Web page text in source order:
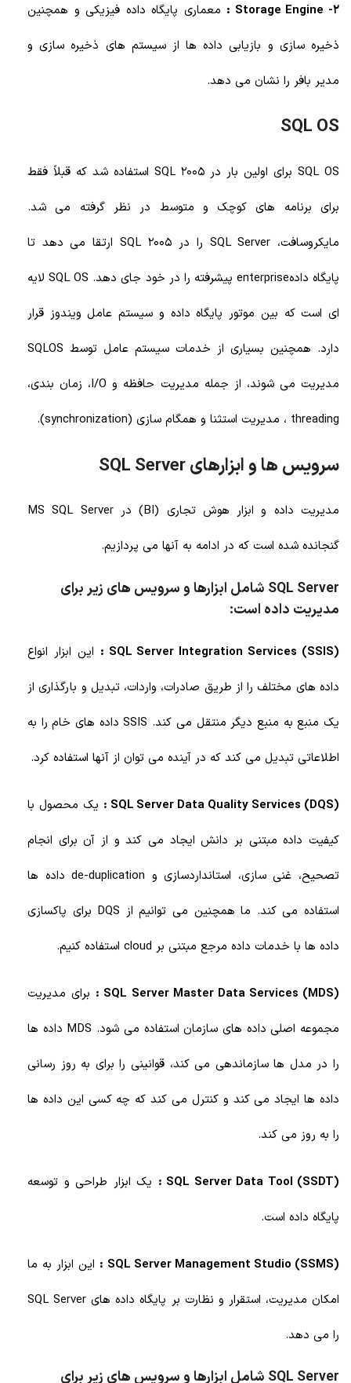
2- Storage Engine :
معماری پایگاه داده فیزیکی و همچنین
ذخیره سازی و بازیابی داده ها از سیستم های ذخیره سازی و
مدیر بافر را نشان می دهد.
SQL OS
SQL OS برای اولین بار در SQL 2005 استفاده شد که قبلاً فقط
برای برنامه های کوچک و متوسط در نظر گرفته می شد.
مایکروسافت، SQL Server را در SQL 2005 ارتقا می دهد تا
پایگاه دادهenterprise پیشرفته را در خود جای دهد. SQL OS لایه
ای است که بین موتور پایگاه داده و سیستم عامل ویندوز قرار
دارد. همچنین بسیاری از خدمات سیستم عامل توسط SQLOS
مدیریت می شوند، از جمله مدیریت حافظه و I/O، زمان بندی،
threading ، مدیریت استثنا و همگام سازی (synchronization).
سرویس ها و ابزارهای SQL Server
مدیریت داده و ابزار هوش تجاری (BI) در MS SQL Server
گنجانده شده است که در ادامه به آنها می پردازیم.
SQL Server شامل ابزارها و سرویس های زیر برای
مدیریت داده است:
(SSIS) SQL Server Integration Services :
این ابزار انواع
داده های مختلف را از طریق صادرات، واردات، تبدیل و بارگذاری از
یک منبع به منبع دیگر منتقل می کند. SSIS داده های خام را به
اطلاعاتی تبدیل می کند که در آینده می توان از آنها استفاده کرد.
SQL Server Data Quality Services (DQS) :
یک محصول با
کیفیت داده مبتنی بر دانش ایجاد می کند و از آن برای انجام
تصحیح، غنی سازی، استانداردسازی و de-duplication داده ها
استفاده می کند. ما همچنین می توانیم از DQS برای پاکسازی
داده ها با خدمات داده مرجع مبتنی بر cloud استفاده کنیم.
SQL Server Master Data Services (MDS) :
برای مدیریت
مجموعه اصلی داده های سازمان استفاده می شود. MDS داده ها
را در مدل ها سازماندهی می کند، قوانینی را برای به روز رسانی
داده ها ایجاد می کند و کنترل می کند که چه کسی این داده ها
را به روز می کند.
SQL Server Data Tool (SSDT) :
یک ابزار طراحی و توسعه
پایگاه داده است.
(SSMS) SQL Server Management Studio :
این ابزار به ما
امکان مدیریت، استقرار و نظارت بر پایگاه داده های SQL Server
را می دهد.
SQL Server شامل ابزارها و سرویس های زیر برای